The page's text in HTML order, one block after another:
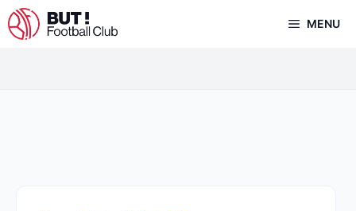
Aller
au
MENU